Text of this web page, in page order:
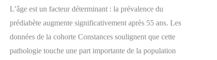
L’âge est un facteur déterminant : la prévalence du
prédiabète augmente significativement après 55 ans. Les
données de la cohorte Constances soulignent que cette
pathologie touche une part importante de la population